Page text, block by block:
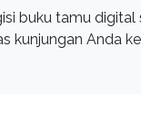
buku tamu
kunjungan Anda